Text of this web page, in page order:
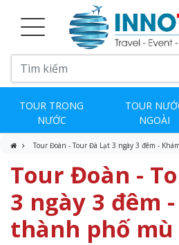
TOUR TRONG
NƯỚC
TOUR
NGOÀI
Tour Đoàn - Tour Đà Lạt 3 ngày 3 đêm -
Tour Đoàn -
3 ngày 3 đêm
thành phố